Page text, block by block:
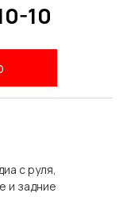
10
с руля,
и задние